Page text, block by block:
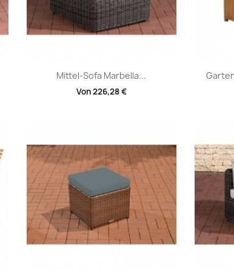
Mittel-Sofa Marbella...
Von226,28 €
Vorschau